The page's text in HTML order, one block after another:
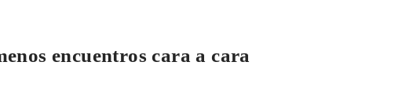
encuentros cara a cara